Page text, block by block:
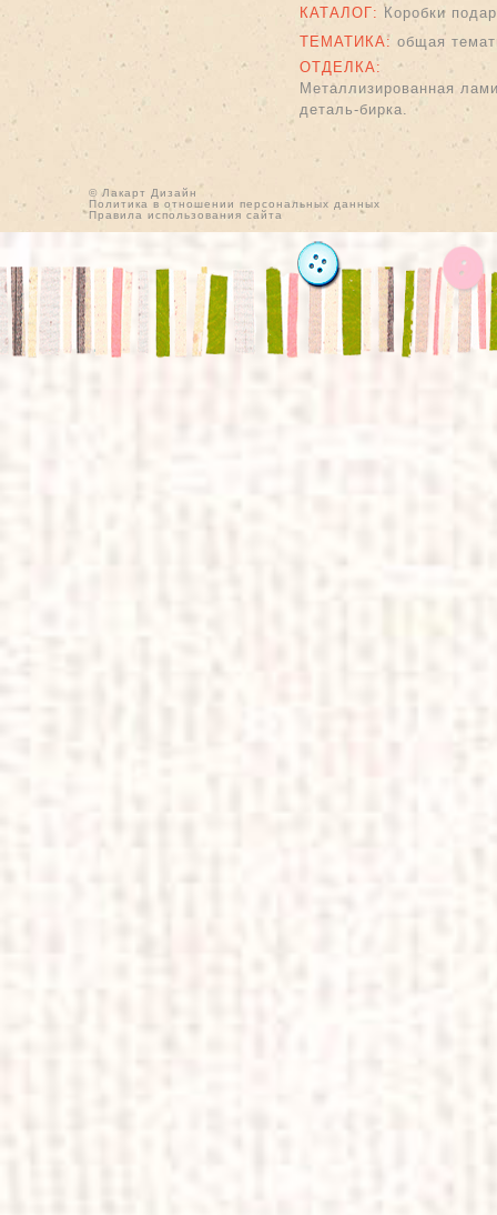
КАТАЛОГ: Коробки
ТЕМАТИКА: общая
ОТДЕЛКА:
Металлизированная
деталь-бирка.
© Лакарт Дизайн
Политика в отношении персональных данных
Правила использования сайта